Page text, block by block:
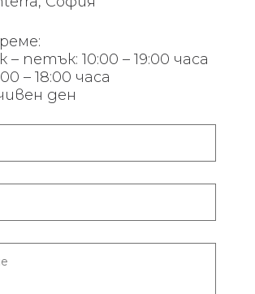
– петък: 10:00 – 19:00 часа
– 18:00 часа
ден